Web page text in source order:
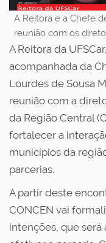
A Reitora e a Chefe
reunião com os
A Reitora da
acompanhada da
Lourdes de Sousa
reunião com a
da Região Central
fortalecer a
municípios da
parcerias.
A partir deste
CONCEN vai
intenções, que será